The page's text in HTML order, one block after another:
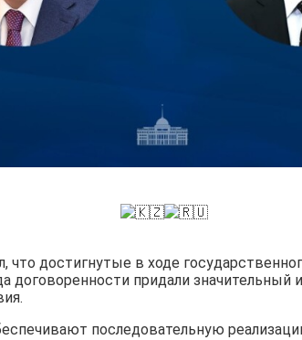
что достигнутые в ходе
договоренности придали
последовательную